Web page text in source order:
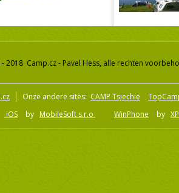
2018 Camp.cz - Pavel Hess, alle rechten
Onze andere sites: CAMP Tsjechië
iOS by MobileSoft s.r.o WinPhone by